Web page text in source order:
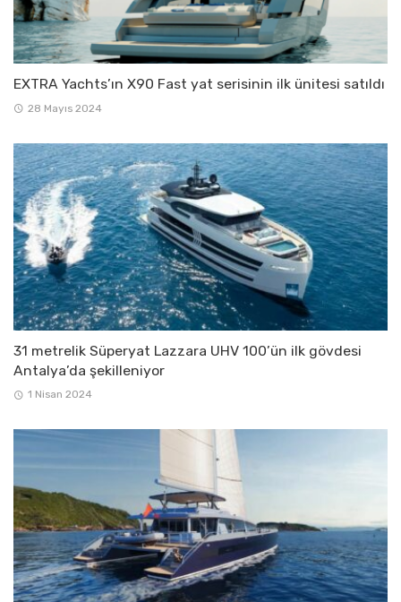
EXTRA Yachts’ın X90 Fast yat serisinin ilk ünitesi satıldı
28 Mayıs 2024
31 metrelik Süperyat Lazzara UHV 100’ün ilk gövdesi
Antalya’da şekilleniyor
1 Nisan 2024